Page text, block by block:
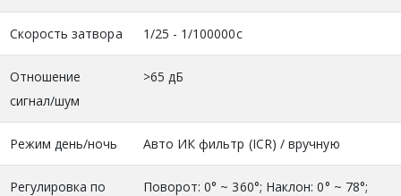
Скорость затвора 1/25 - 1/100000с
Отношение
сигнал/шум
>65 дБ
Режим день/ночь Авто ИК фильтр (ICR) / вручную
Регулировка по
Поворот: 0° ~ 360°; Наклон: 0° ~ 78°;